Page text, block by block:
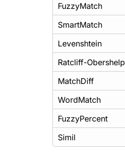
FuzzyMatch
SmartMatch
Levenshtein
Ratcliff-Obershelp
MatchDiff
WordMatch
FuzzyPercent
Simil